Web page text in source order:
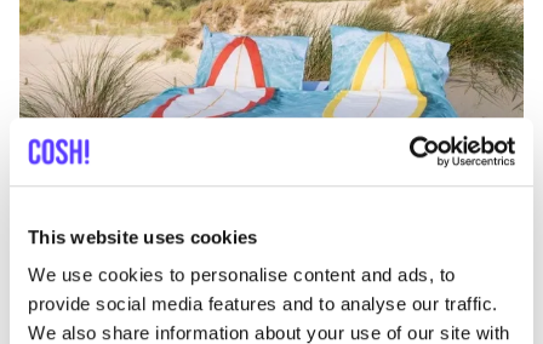
This website uses cookies
We use cookies to personalise content and ads, to
provide social media features and to analyse our traffic.
We also share information about your use of our site with